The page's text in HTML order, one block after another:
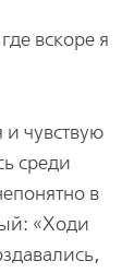
вскоре я
чувствую
среди
в
«Ходи